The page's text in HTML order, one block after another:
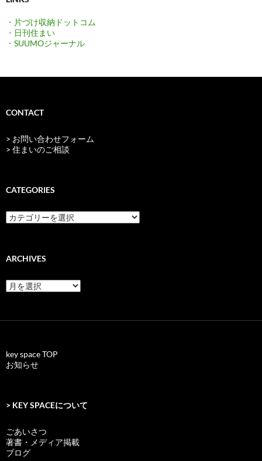
・ 片づけ収納ドットコム
・ 日刊住まい
・ SUUMOジャーナル
CONTACT
> お問い合わせフォーム
> 住まいのご相談
CATEGORIES
categories
ARCHIVES
archives
key space TOP
お知らせ
> KEY SPACEについて
ごあいさつ
著書・メディア掲載
ブログ